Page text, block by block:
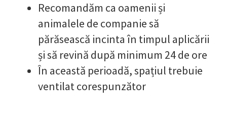
Recomandăm ca oamenii și
animalele de companie să
părăsească incinta în timpul aplicării
și să revină după minimum 24 de ore
În această perioadă, spațiul trebuie
ventilat corespunzător